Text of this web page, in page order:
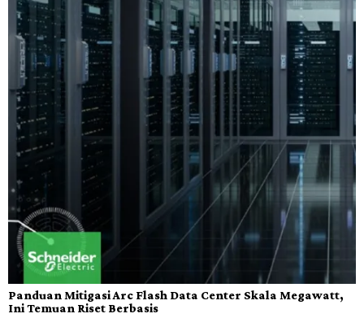
Panduan Mitigasi Arc Flash Data Center Skala Megawatt,
Ini Temuan Riset Berbasis